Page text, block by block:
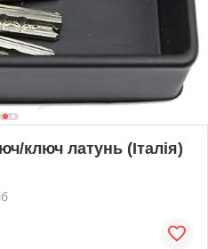
ключ латунь (Італія)